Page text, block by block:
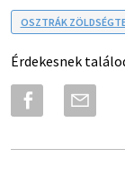
OSZTRÁK
Érdekesnek